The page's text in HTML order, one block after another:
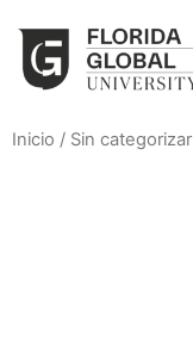
Inicio / Sin categorizar